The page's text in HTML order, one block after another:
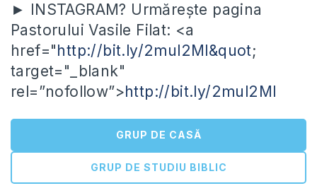
► INSTAGRAM? Urmărește pagina
Pastorului Vasile Filat: <a
href="http://bit.ly/2mul2Ml&quot;
target="_blank"
rel=”nofollow”>http://bit.ly/2mul2Ml
GRUP DE CASĂ
GRUP DE STUDIU BIBLIC